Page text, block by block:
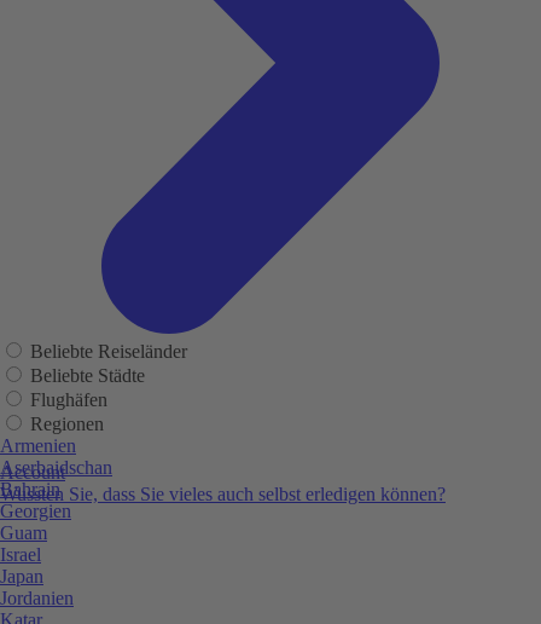
Account
Wussten Sie, dass Sie vieles auch selbst erledigen können?
Beliebte Reiseländer
Beliebte Städte
Flughäfen
Regionen
Armenien
Aserbaidschan
Bahrain
Georgien
Guam
Israel
Japan
Jordanien
Katar